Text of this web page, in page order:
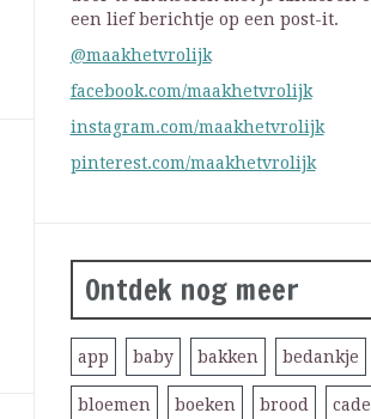
een lief berichtje op een post-it.
@maakhetvrolijk
facebook.com/maakhetvrolijk
instagram.com/maakhetvrolijk
pinterest.com/maakhetvrolijk
Ontdek nog meer
app baby bakken bedankje
bloemen boeken brood